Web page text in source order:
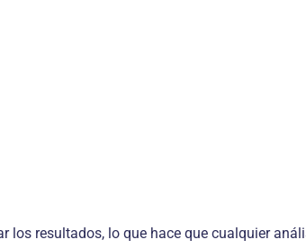
los resultados, lo que hace que cualquier